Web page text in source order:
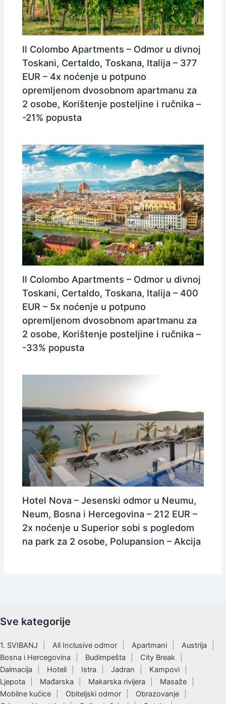
Il Colombo Apartments – Odmor u divnoj
Toskani, Certaldo, Toskana, Italija – 377
EUR – 4x noćenje u potpuno
opremljenom dvosobnom apartmanu za
2 osobe, Korištenje posteljine i ručnika –
-21% popusta
Il Colombo Apartments – Odmor u divnoj
Toskani, Certaldo, Toskana, Italija – 400
EUR – 5x noćenje u potpuno
opremljenom dvosobnom apartmanu za
2 osobe, Korištenje posteljine i ručnika –
-33% popusta
Hotel Nova – Jesenski odmor u Neumu,
Neum, Bosna i Hercegovina – 212 EUR –
2x noćenje u Superior sobi s pogledom
na park za 2 osobe, Polupansion – Akcija
Sve kategorije
1. SVIBANJ All Inclusive odmor Apartmani
Austrija
Bosna i Hercegovina
Budimpešta
City Break
Dalmacija
Hoteli Istra Jadran
Kampovi
Ljepota
Mađarska Makarska rivijera
Masaže
Mobilne kućice
Obiteljski odmor
Obrazovanje